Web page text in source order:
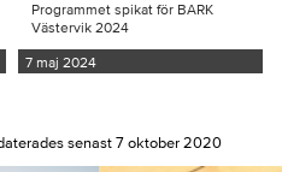
Programmet spikat för BARK
Västervik 2024
7 maj 2024
senast 7 oktober 2020